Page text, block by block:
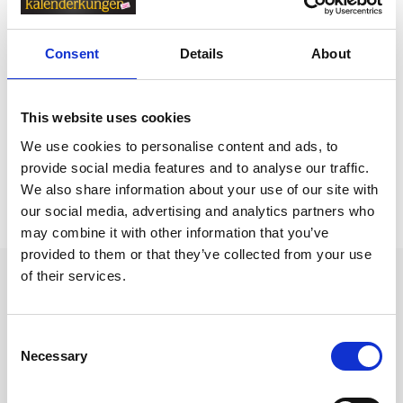
Consent Details About
This website uses cookies
We use cookies to personalise content and ads, to
provide social media features and to analyse our traffic.
We also share information about your use of our site with
our social media, advertising and analytics partners who
may combine it with other information that you’ve
provided to them or that they’ve collected from your use
of their services.
Selection
Necessary
Relaterade kategorier
Anteckningsböcker & Anteckningsblock
Anteckningsböcker & Anteckningsblock /
nteckningsböcker
Prishistorik
Lägsta pris senaste 30 dagarna är 189 kr (2026-08-08)
Andra tittade även på